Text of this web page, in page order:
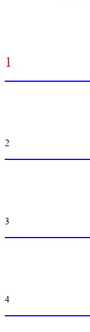
1
2
3
4